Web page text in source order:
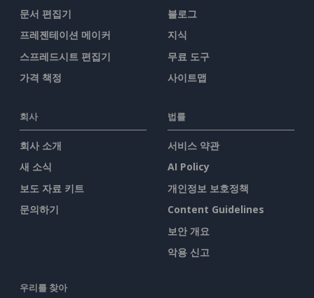
문서 편집기
프레젠테이션 메이커
스프레드시트 편집기
가격 책정
블로그
지식
무료 도구
사이트맵
회사
회사 소개
새 소식
보도 자료 키트
문의하기
법률
서비스 약관
AI Policy
개인정보 보호정책
Content Guidelines
보안 개요
악용 신고
우리를 찾아